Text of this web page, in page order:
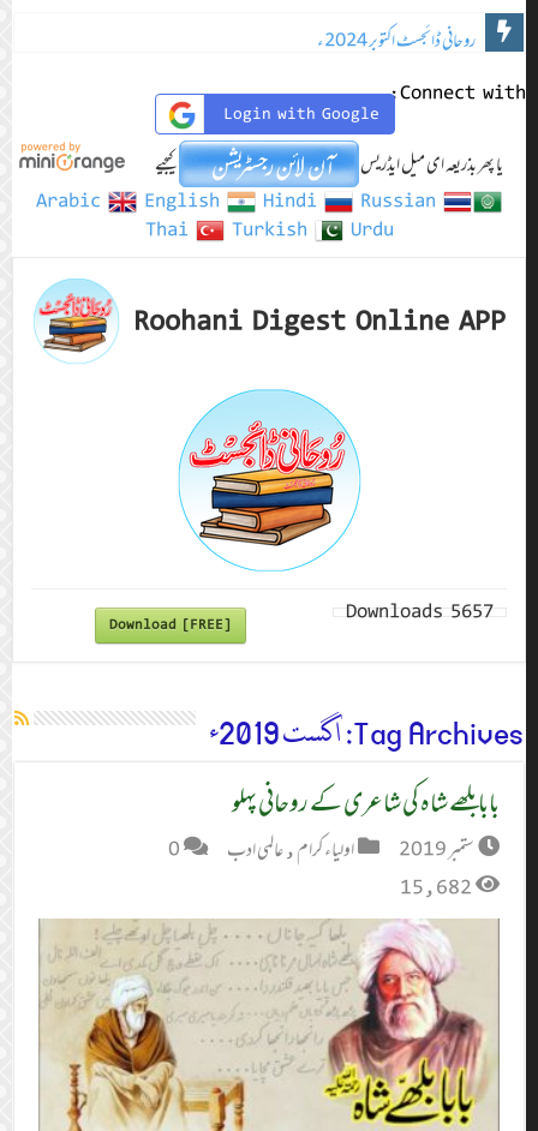
روحانی ڈائجسٹ اکتوبر 2024ء
Connect with:
Login with Google
یا پھر بذریعہ ای میل ایڈریس
کیجیے
Arabic
English Hindi
Russian
Thai
Turkish Urdu
Roohani Digest Online APP
Download [FREE] 5657
Downloads
Tag Archives: اگست 2019ء
بابا بلھے شاہ کی شاعری کے روحانی پہلو
ستمبر 2019 اولیاء کرام,عالمی ادب
0
15,682